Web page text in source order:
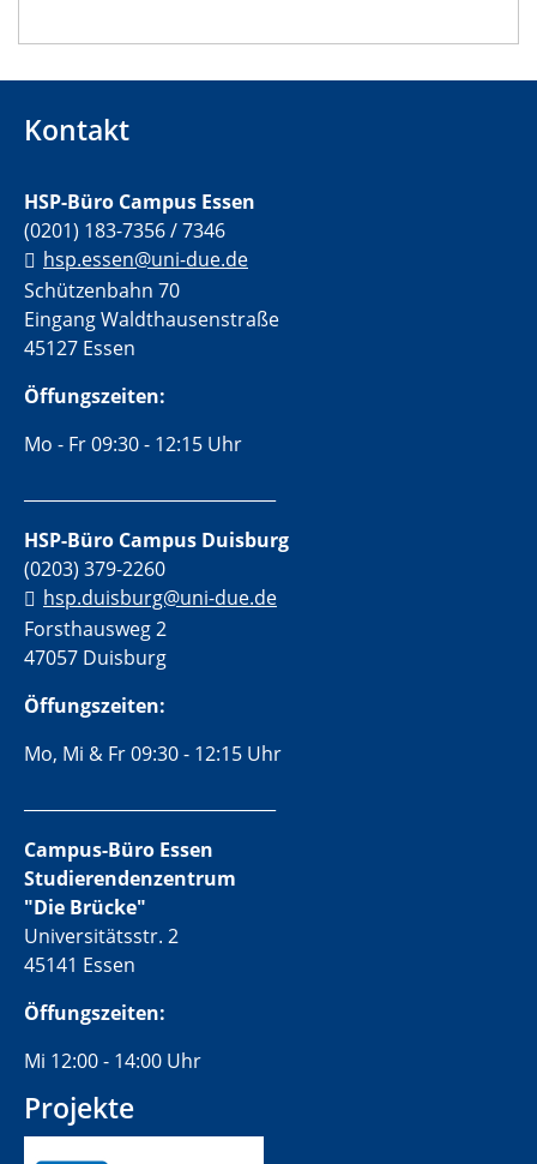
Kontakt
HSP-Büro Campus Essen
(0201) 183-7356 / 7346
hsp.essen@uni-due.de
Schützenbahn 70
Eingang Waldthausenstraße
45127 Essen
Öffungszeiten:
Mo - Fr 09:30 - 12:15 Uhr
HSP-Büro Campus Duisburg
(0203) 379-2260
hsp.duisburg@uni-due.de
Forsthausweg 2
47057 Duisburg
Öffungszeiten:
Mo, Mi & Fr 09:30 - 12:15 Uhr
Campus-Büro Essen
Studierendenzentrum
"Die Brücke"
Universitätsstr. 2
45141 Essen
Öffungszeiten:
Mi 12:00 - 14:00 Uhr
Projekte